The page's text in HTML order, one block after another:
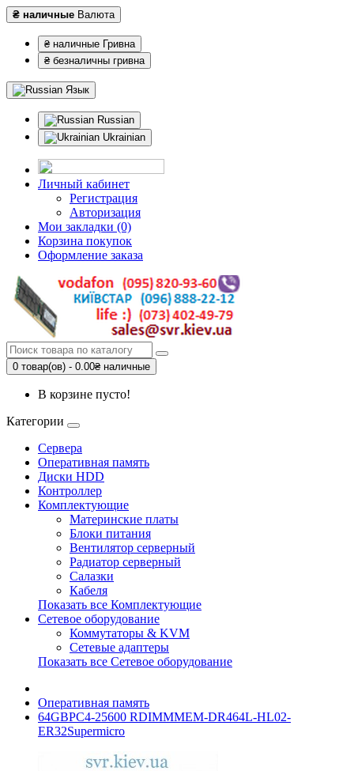
₴ наличные Валюта
₴ наличные Гривна
₴ безналичны гривна
Язык
Russian
Ukrainian
Личный кабинет
Регистрация
Авторизация
Мои закладки (0)
Корзина покупок
Оформление заказа
0 товар(ов) - 0.00₴ наличные
В корзине пусто!
Категории
Сервера
Оперативная память
Диски HDD
Контроллер
Комплектующие
Материнские платы
Блоки питания
Вентилятор серверный
Радиатор серверный
Салазки
Кабеля
Показать все Комплектующие
Сетевое оборудование
Коммутаторы & KVM
Сетевые адаптеры
Показать все Сетевое оборудование
Оперативная память
64GBPC4-25600 RDIMMMEM-DR464L-HL02-
ER32Supermicro